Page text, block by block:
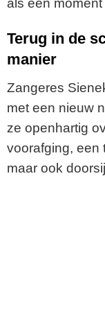
als een
Terug in de
manier
Zangeres
met een nieuw
ze openhartig
voorafging, een
maar ook